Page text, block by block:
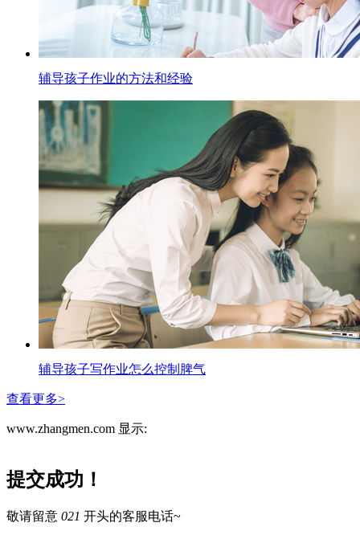
辅导孩子作业的方法和经验
辅导孩子写作业怎么控制脾气
查看更多>
www.zhangmen.com 显示:
提交成功！
敬请留意 021 开头的客服电话~